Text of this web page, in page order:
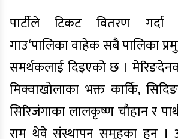
पार्टीले टिकट वितरण गर्दा
गाउ‘पालिका वाहेक सबै पालिका
समर्थकलाई दिइएको छ ।
मिक्वाखोलाका भक्त कार्कि,
सिरिजंगाका लालकृष्ण चौहान र
राम थेवे संस्थापन समुहका हुन ।